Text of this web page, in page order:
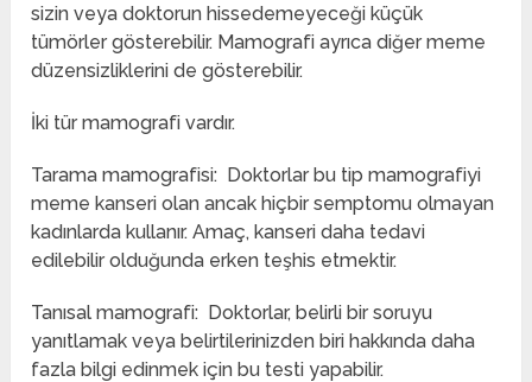
sizin veya doktorun hissedemeyeceği küçük
tümörler gösterebilir. Mamografi ayrıca diğer meme
düzensizliklerini de gösterebilir.
İki tür mamografi vardır.
Tarama mamografisi: Doktorlar bu tip mamografiyi
meme kanseri olan ancak hiçbir semptomu olmayan
kadınlarda kullanır. Amaç, kanseri daha tedavi
edilebilir olduğunda erken teşhis etmektir.
Tanısal mamografi: Doktorlar, belirli bir soruyu
yanıtlamak veya belirtilerinizden biri hakkında daha
fazla bilgi edinmek için bu testi yapabilir.